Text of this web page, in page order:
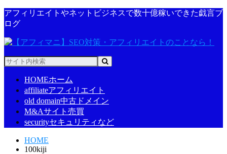
アフィリエイトやネットビジネスで数十億稼いできた戯言ブ
ログ
HOMEホーム
affiliateアフィリエイト
old domain中古ドメイン
M&Aサイト売買
securityセキュリティなど
HOME
100kiji